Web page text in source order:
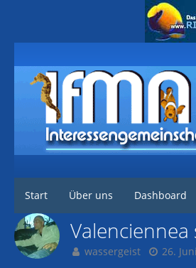
Start Über uns Dashboard
wassergeist 26.